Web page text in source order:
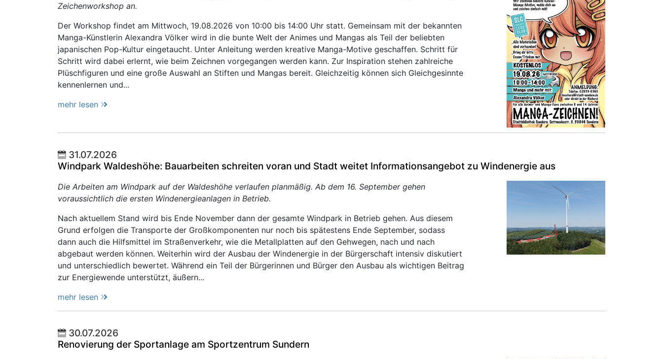
Zeichenworkshop an.
Der Workshop findet am Mittwoch, 19.08.2026 von 10:00 bis 14:00 Uhr statt. Gemeinsam mit der bekannten
Manga-Künstlerin Alexandra Völker wird in die bunte Welt der Animes und Mangas als Teil der beliebten
japanischen Pop-Kultur eingetaucht. Unter Anleitung werden kreative Manga-Motive geschaffen. Schritt für
Schritt wird dabei erlernt, wie beim Zeichnen vorgegangen werden kann. Zur Inspiration stehen zahlreiche
Plüschfiguren und eine große Auswahl an Stiften und Mangas bereit. Gleichzeitig können sich Gleichgesinnte
kennenlernen und...
mehr lesen
31.07.2026
Windpark Waldeshöhe: Bauarbeiten schreiten voran und Stadt weitet Informationsangebot zu Windenergie aus
Die Arbeiten am Windpark auf der Waldeshöhe verlaufen planmäßig. Ab dem 16. September gehen
voraussichtlich die ersten Windenergieanlagen in Betrieb.
Nach aktuellem Stand wird bis Ende November dann der gesamte Windpark in Betrieb gehen. Aus diesem
Grund erfolgen die Transporte der Großkomponenten nur noch bis spätestens Ende September, sodass
dann auch die Hilfsmittel im Straßenverkehr, wie die Metallplatten auf den Gehwegen, nach und nach
abgebaut werden können. Weiterhin wird der Ausbau der Windenergie in der Bürgerschaft intensiv diskutiert
und unterschiedlich bewertet. Während ein Teil der Bürgerinnen und Bürger den Ausbau als wichtigen Beitrag
zur Energiewende unterstützt, äußern...
mehr lesen
30.07.2026
Renovierung der Sportanlage am Sportzentrum Sundern